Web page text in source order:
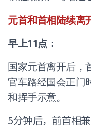
元首和首相陆续离
早上11点：
国家元首离开后，
官车路经国会正门
和挥手示意。
5分钟后，前首相